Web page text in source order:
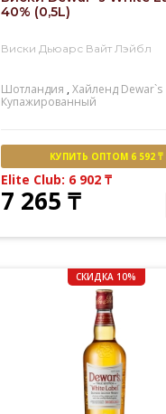
40% (0,5L)
Виски Дьюарс Вайт Лэйбл
Шотландия ,Хайленд Dewar`s
Купажированный
КУПИТЬ ОПТОМ 6 592 ₸
Elite Club: 6 902₸
7 265₸
СКИДКА 10%